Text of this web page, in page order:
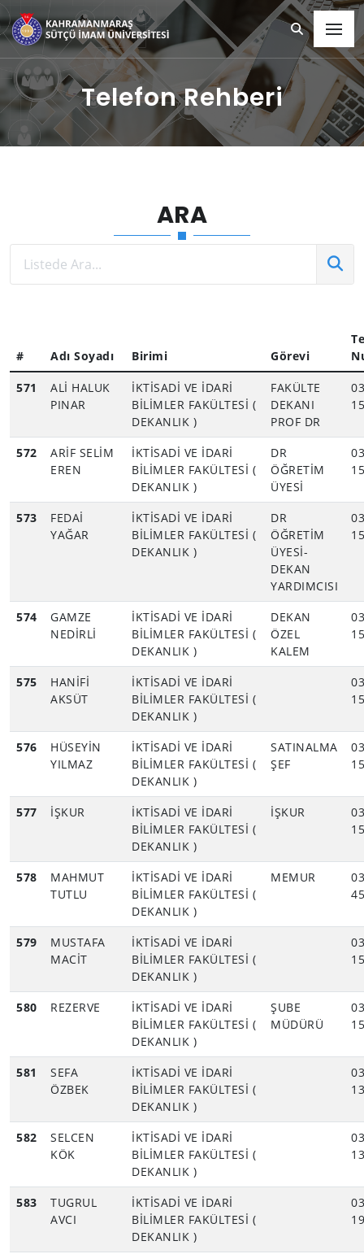
Telefon Rehberi
ARA
# Adı Soyadı Birimi Görevi
571
ALİ HALUK
PINAR
İKTİSADİ VE İDARİ
BİLİMLER FAKÜLTESİ (
DEKANLIK )
FAKÜLTE
DEKANI
PROF DR
572
ARİF SELİM
EREN
İKTİSADİ VE İDARİ
BİLİMLER FAKÜLTESİ (
DEKANLIK )
DR
ÖĞRETİM
ÜYESİ
573
FEDAİ
YAĞAR
İKTİSADİ VE İDARİ
BİLİMLER FAKÜLTESİ (
DEKANLIK )
DR
ÖĞRETİM
ÜYESİ-
DEKAN
YARDIMCISI
574
GAMZE
NEDİRLİ
İKTİSADİ VE İDARİ
BİLİMLER FAKÜLTESİ (
DEKANLIK )
DEKAN
ÖZEL
KALEM
575
HANİFİ
AKSÜT
İKTİSADİ VE İDARİ
BİLİMLER FAKÜLTESİ (
DEKANLIK )
576
HÜSEYİN
YILMAZ
İKTİSADİ VE İDARİ
BİLİMLER FAKÜLTESİ (
DEKANLIK )
SATINALMA
ŞEF
577 İŞKUR
İKTİSADİ VE İDARİ
BİLİMLER FAKÜLTESİ (
DEKANLIK )
İŞKUR
578
MAHMUT
TUTLU
İKTİSADİ VE İDARİ
BİLİMLER FAKÜLTESİ (
DEKANLIK )
MEMUR
579
MUSTAFA
MACİT
İKTİSADİ VE İDARİ
BİLİMLER FAKÜLTESİ (
DEKANLIK )
580 REZERVE
İKTİSADİ VE İDARİ
BİLİMLER FAKÜLTESİ (
DEKANLIK )
ŞUBE
MÜDÜRÜ
581
SEFA
ÖZBEK
İKTİSADİ VE İDARİ
BİLİMLER FAKÜLTESİ (
DEKANLIK )
582
SELCEN
KÖK
İKTİSADİ VE İDARİ
BİLİMLER FAKÜLTESİ (
DEKANLIK )
583
TUGRUL
AVCI
İKTİSADİ VE İDARİ
BİLİMLER FAKÜLTESİ (
DEKANLIK )